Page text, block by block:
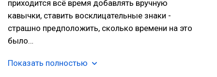
приходится всё время добавлять вручную
кавычки, ставить восклицательные знаки -
страшно предположить, сколько времени на это
было…
Показать полностью